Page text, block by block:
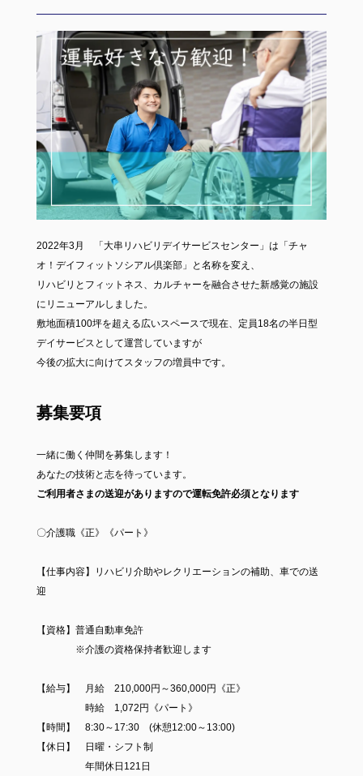
2022年3月 「大串リハビリデイサービスセンター」は「チャ
オ！デイフィットソシアル倶楽部」と名称を変え、
リハビリとフィットネス、カルチャーを融合させた新感覚の施設
にリニューアルしました。
敷地面積100坪を超える広いスペースで現在、定員18名の半日型
デイサービスとして運営していますが
今後の拡大に向けてスタッフの増員中です。
募集要項
一緒に働く仲間を募集します！
あなたの技術と志を待っています。
ご利用者さまの送迎がありますので運転免許必須となります
〇介護職《正》《パート》
【仕事内容】リハビリ介助やレクリエーションの補助、車での送
迎
【資格】普通自動車免許
※介護の資格保持者歓迎します
【給与】 月給 210,000円～360,000円《正》
時給 1,072円《パート》
【時間】 8:30～17:30 (休憩12:00～13:00)
【休日】 日曜・シフト制
年間休日121日